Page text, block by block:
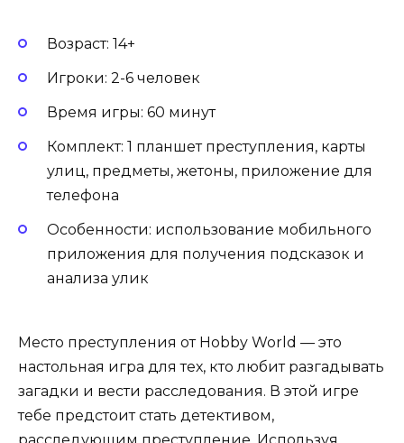
Возраст: 14+
Игроки: 2-6 человек
Время игры: 60 минут
Комплект: 1 планшет преступления, карты
улиц, предметы, жетоны, приложение для
телефона
Особенности: использование мобильного
приложения для получения подсказок и
анализа улик
Место преступления от Hobby World — это
настольная игра для тех, кто любит разгадывать
загадки и вести расследования. В этой игре
тебе предстоит стать детективом,
расследующим преступление. Используя